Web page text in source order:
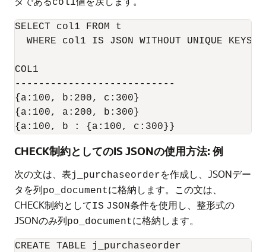
col1
SELECT col1 FROM t
  WHERE col1 IS JSON WITHOUT UNIQUE KEYS;
COL1
---------------------------
{a:100, b:200, c:300}
{a:100, a:200, b:300}
{a:100, b : {a:100, c:300}}
CHECK制約としてのIS JSONの使用方法: 例
次の文は、表j_purchaseorderを作成し、JSONデー
タを列po_documentに格納します。この文は、
CHECK制約としてIS JSON条件を使用し、整形式の
JSONのみ列po_documentに格納します。
CREATE TABLE j_purchaseorder